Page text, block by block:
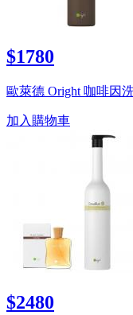
$1780
歐萊德 Oright 咖啡因
加入購物車
$2480